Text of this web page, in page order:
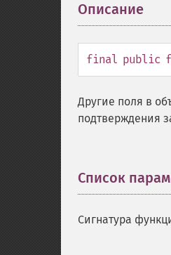
Описание
final public
Другие поля в
подтверждения
Список
Сигнатура